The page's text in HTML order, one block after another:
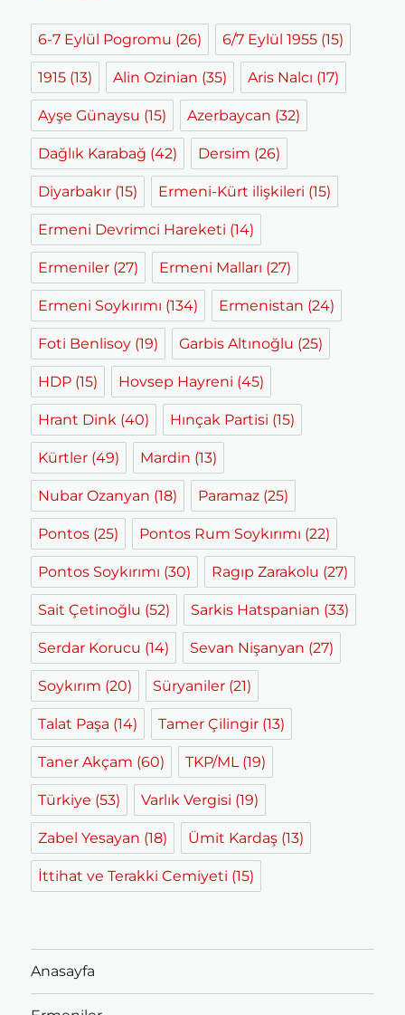
6-7 Eylül Pogromu (26) 6/7 Eylül 1955 (15)
1915 (13) Alin Ozinian (35) Aris Nalcı (17)
Ayşe Günaysu (15) Azerbaycan (32)
Dağlık Karabağ (42) Dersim (26)
Diyarbakır (15) Ermeni-Kürt ilişkileri (15)
Ermeni Devrimci Hareketi (14)
Ermeniler (27) Ermeni Malları (27)
Ermeni Soykırımı (134) Ermenistan (24)
Foti Benlisoy (19) Garbis Altınoğlu (25)
HDP (15) Hovsep Hayreni (45)
Hrant Dink (40) Hınçak Partisi (15)
Kürtler (49) Mardin (13)
Nubar Ozanyan (18) Paramaz (25)
Pontos (25) Pontos Rum Soykırımı (22)
Pontos Soykırımı (30) Ragıp Zarakolu (27)
Sait Çetinoğlu (52) Sarkis Hatspanian (33)
Serdar Korucu (14) Sevan Nişanyan (27)
Soykırım (20) Süryaniler (21)
Talat Paşa (14) Tamer Çilingir (13)
Taner Akçam (60) TKP/ML (19)
Türkiye (53) Varlık Vergisi (19)
Zabel Yesayan (18) Ümit Kardaş (13)
İttihat ve Terakki Cemiyeti (15)
Anasayfa